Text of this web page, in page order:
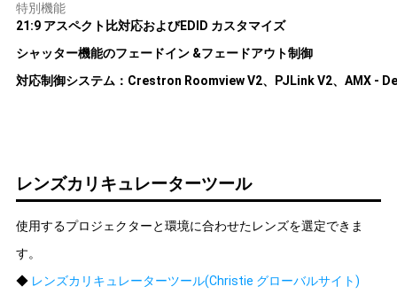
特別機能
21:9 アスペクト比対応およびEDID カスタマイズ
シャッター機能のフェードイン &フェードアウト制御
対応制御システム：Crestron Roomview V2、PJLink V2、AMX -
レンズカリキュレーターツール
使用するプロジェクターと環境に合わせたレンズを選定できま
す。
◆ レンズカリキュレーターツール(Christie グローバルサイト)